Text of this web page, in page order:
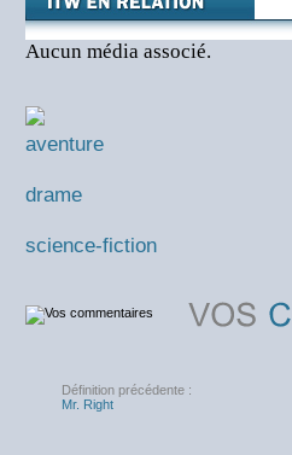
Aucun média associé.
aventure
drame
science-fiction
Définition précédente :
Mr. Right